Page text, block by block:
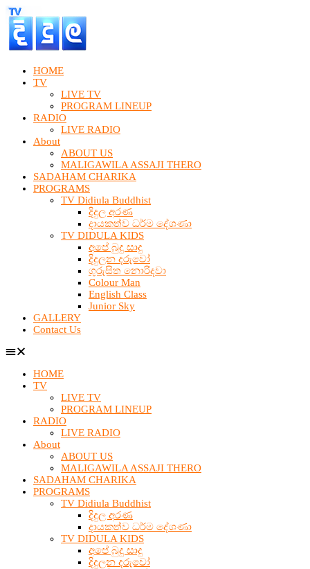
HOME
TV
LIVE TV
PROGRAM LINEUP
RADIO
LIVE RADIO
About
ABOUT US
MALIGAWILA ASSAJI THERO
SADAHAM CHARIKA
PROGRAMS
TV Didiula Buddhist
දිදුල අරණ
දායකත්ව ධර්ම දේශණා
TV DIDULA KIDS
අපේ බුදු සාදු
දිදුලන දරුවෝ
ගුරුසිත නොරිදවා
Colour Man
English Class
Junior Sky
GALLERY
Contact Us
HOME
TV
LIVE TV
PROGRAM LINEUP
RADIO
LIVE RADIO
About
ABOUT US
MALIGAWILA ASSAJI THERO
SADAHAM CHARIKA
PROGRAMS
TV Didiula Buddhist
දිදුල අරණ
දායකත්ව ධර්ම දේශණා
TV DIDULA KIDS
අපේ බුදු සාදු
දිදුලන දරුවෝ